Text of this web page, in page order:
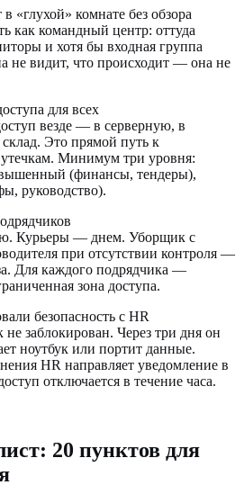
«глухой» комнате без обзора
как командный центр: оттуда
и хотя бы входная группа
не видит, что происходит — она не
для всех
везде — в серверную, в
Это прямой путь к
Минимум три уровня:
(финансы, тендеры),
руководство).
Курьеры — днем. Уборщик с
при отсутствии контроля —
Для каждого подрядчика —
зона доступа.
безопасность с HR
заблокирован. Через три дня он
ноутбук или портит данные.
HR направляет уведомление в
отключается в течение часа.
20 пунктов для